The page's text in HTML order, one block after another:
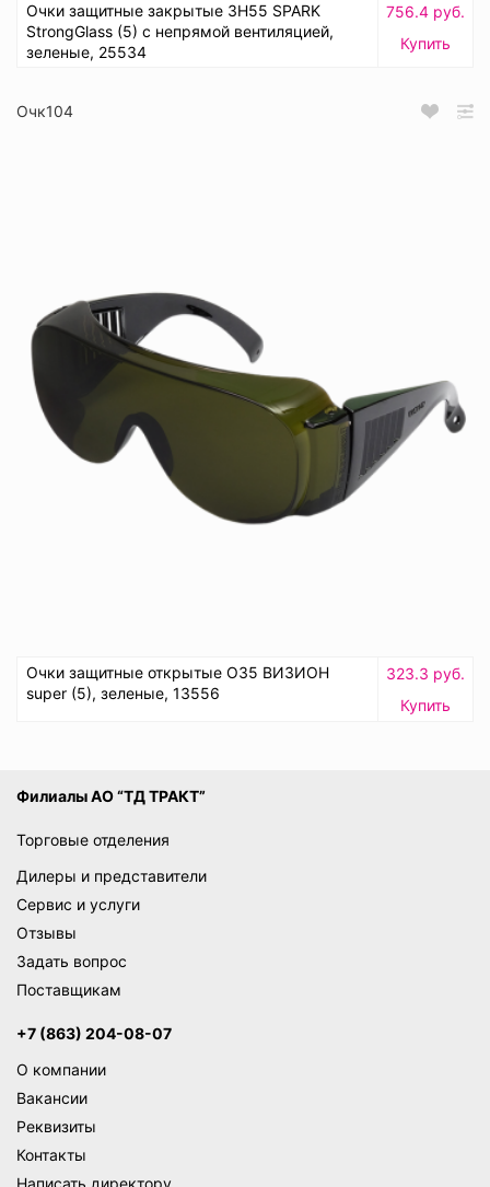
Очки защитные закрытые ЗН55 SPARK
StrongGlass (5) с непрямой вентиляцией,
зеленые, 25534
756.4 руб.
Купить
Очк104
Очки защитные открытые О35 ВИЗИОН
super (5), зеленые, 13556
323.3 руб.
Купить
Филиалы АО “ТД ТРАКТ”
Торговые отделения
Дилеры и представители
Сервис и услуги
Отзывы
Задать вопрос
Поставщикам
+7 (863) 204-08-07
О компании
Вакансии
Реквизиты
Контакты
Написать директору